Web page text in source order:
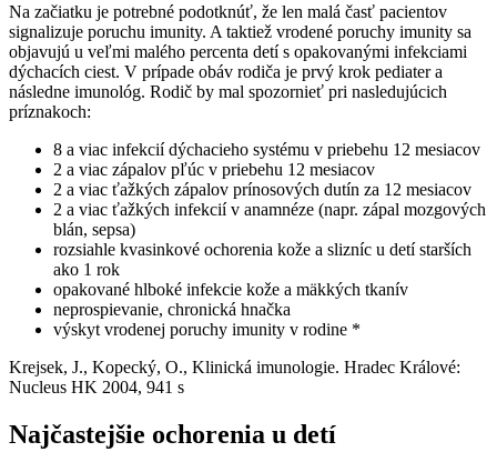
Na začiatku je potrebné podotknúť, že len malá časť pacientov
signalizuje poruchu imunity. A taktiež vrodené poruchy imunity sa
objavujú u veľmi malého percenta detí s opakovanými infekciami
dýchacích ciest. V prípade obáv rodiča je prvý krok pediater a
následne imunológ. Rodič by mal spozornieť pri nasledujúcich
príznakoch:
8 a viac infekcií dýchacieho systému v priebehu 12 mesiacov
2 a viac zápalov pľúc v priebehu 12 mesiacov
2 a viac ťažkých zápalov prínosových dutín za 12 mesiacov
2 a viac ťažkých infekcií v anamnéze (napr. zápal mozgových
blán, sepsa)
rozsiahle kvasinkové ochorenia kože a slizníc u detí starších
ako 1 rok
opakované hlboké infekcie kože a mäkkých tkanív
neprospievanie, chronická hnačka
výskyt vrodenej poruchy imunity v rodine *
Krejsek, J., Kopecký, O., Klinická imunologie. Hradec Králové:
Nucleus HK 2004, 941 s
Najčastejšie ochorenia u detí